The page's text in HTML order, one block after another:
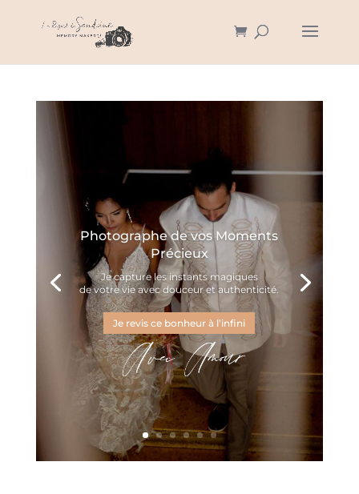
Photographe de votre Plus Belle
Histoire d’Amour
Je sublime votre intimité de couple et vos instants
complices avec l’élu.e de votre cœur.
Je capture mes instants à 2